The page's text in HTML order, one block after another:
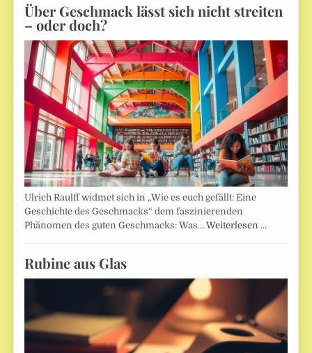
Über Geschmack lässt sich nicht streiten
– oder doch?
Ulrich Raulff widmet sich in „Wie es euch gefällt: Eine
Geschichte des Geschmacks“ dem faszinierenden
Phänomen des guten Geschmacks: Was…Weiterlesen …
Rubine aus Glas